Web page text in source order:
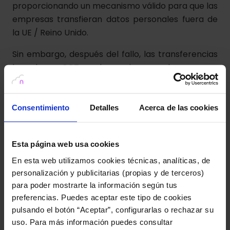
Consentimiento Detalles Acerca de las cookies
Esta página web usa cookies
En esta web utilizamos cookies técnicas, analíticas, de
personalización y publicitarias (propias y de terceros)
para poder mostrarte la información según tus
preferencias. Puedes aceptar este tipo de cookies
pulsando el botón “Aceptar”, configurarlas o rechazar su
uso. Para más información puedes consultar
proporcionando un mecanismo válido para que las
empresas transfieran datos personales fuera de
la UE / Reino Unido.
Sin embargo, después del fallo, las transferencias
basadas en CCT pueden ser impugnadas caso por
caso, especialmente cuando las leyes de
garantías proporcionadas por el importador de
datos en virtud de las CCT.
El problema está en que las leyes de seguridad
nacional de EEUU entran en conflicto con la
normativa de protección de datos europea y
aunque las CCT se incluyan como mecanismo de
legitimación para realizar estas transferencias, no
se puede garantizar en la práctica que el nivel de
protección exigido por el Derecho de la Unión sea